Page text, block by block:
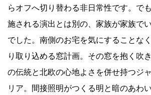
らオフへ切り替わる非日常性です。で
施される演出とは別の、家族が家族で
でした。南側のお宅を気にすることな
り取り込める窓計画。その窓を抱く吹
の伝統と北欧の心地よさを併せ持つジ
リア。間接照明がつくる明と暗のあわい